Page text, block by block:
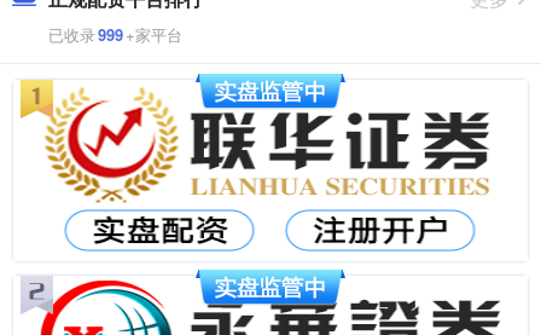
已收录999+家平台